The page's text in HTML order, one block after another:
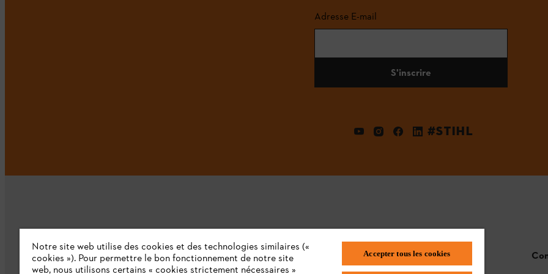
Adresse E-mail
S'inscrire
#STIHL
L'Entreprise STIHL FAQ
Notre site web utilise des cookies et des technologies similaires («
cookies »). Pour permettre le bon fonctionnement de notre site
web, nous utilisons certains « cookies strictement nécessaires »
Accepter tous les cookies